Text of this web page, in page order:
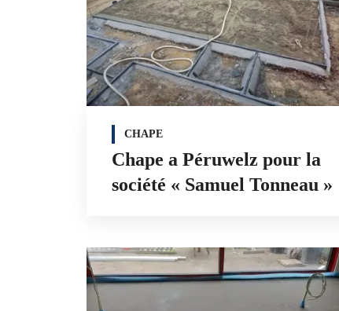
CHAPE
Chape a Péruwelz pour la
société « Samuel Tonneau »